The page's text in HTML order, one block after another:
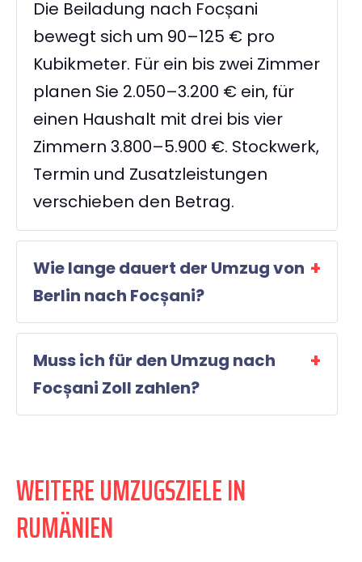
Die Beiladung nach Focșani
bewegt sich um 90–125 € pro
Kubikmeter. Für ein bis zwei Zimmer
planen Sie 2.050–3.200 € ein, für
einen Haushalt mit drei bis vier
Zimmern 3.800–5.900 €. Stockwerk,
Termin und Zusatzleistungen
verschieben den Betrag.
Wie lange dauert der Umzug von
Berlin nach Focșani?
Muss ich für den Umzug nach
Focșani Zoll zahlen?
WEITERE UMZUGSZIELE IN
RUMÄNIEN